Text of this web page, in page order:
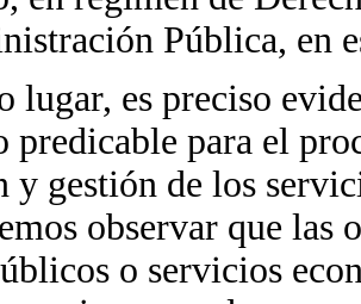
Pública, en
lugar, es preciso
predicable para el
y gestión de los
observar que las
o servicios